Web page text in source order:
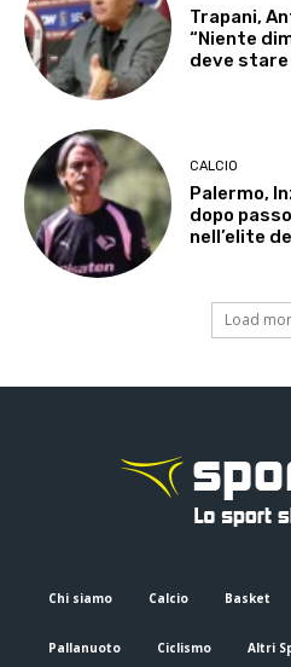
Trapani,
“Niente
deve stare
CALCIO
Palermo,
dopo
nell’elite
Load
Chi siamo Calcio Basket
Pallanuoto Ciclismo Altri